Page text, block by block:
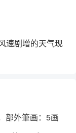
速剧增的天气现
部外筆画：5画